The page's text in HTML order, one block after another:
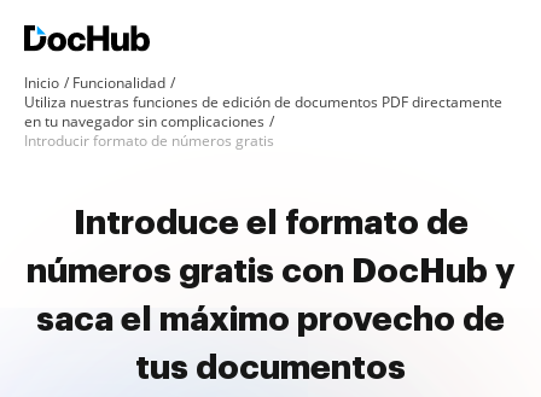
Inicio
Funcionalidad
Utiliza nuestras funciones de edición de documentos PDF directamente
en tu navegador sin complicaciones
Introducir formato de números gratis
Introduce el formato de
números gratis con DocHub y
saca el máximo provecho de
tus documentos